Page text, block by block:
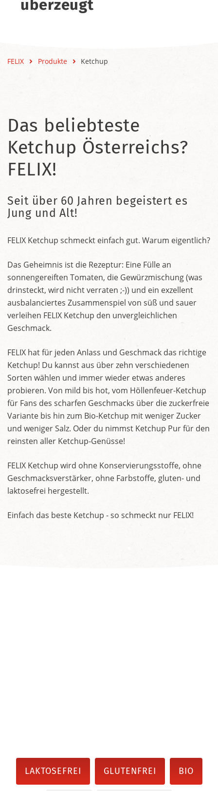
überzeugt
FELIX Produkte Ketchup
Das beliebteste
Ketchup Österreichs?
FELIX!
Seit über 60 Jahren begeistert es
Jung und Alt!
FELIX Ketchup schmeckt einfach gut. Warum eigentlich?
Das Geheimnis ist die Rezeptur: Eine Fülle an
sonnengereiften Tomaten, die Gewürzmischung (was
drinsteckt, wird nicht verraten ;-)) und ein exzellent
ausbalanciertes Zusammenspiel von süß und sauer
verleihen FELIX Ketchup den unvergleichlichen
Geschmack.
FELIX hat für jeden Anlass und Geschmack das richtige
Ketchup! Du kannst aus über zehn verschiedenen
Sorten wählen und immer wieder etwas anderes
probieren. Von mild bis hot, vom Höllenfeuer-Ketchup
für Fans des scharfen Geschmacks über die zuckerfreie
Variante bis hin zum Bio-Ketchup mit weniger Zucker
und weniger Salz. Oder du nimmst Ketchup Pur für den
reinsten aller Ketchup-Genüsse!
FELIX Ketchup wird ohne Konservierungsstoffe, ohne
Geschmacksverstärker, ohne Farbstoffe, gluten- und
laktosefrei hergestellt.
Einfach das beste Ketchup - so schmeckt nur FELIX!
LAKTOSEFREI GLUTENFREI BIO